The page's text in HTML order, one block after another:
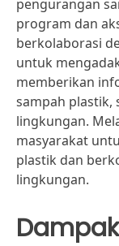
pengurangan
program dan
berkolaborasi
untuk
memberikan
sampah plastik,
lingkungan.
masyarakat
plastik dan
lingkungan.